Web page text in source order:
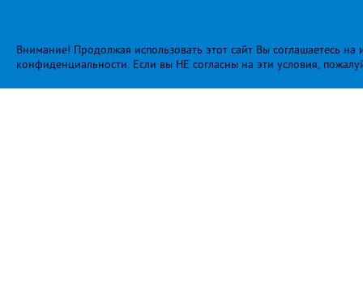
Внимание! Продолжая использовать этот сайт Вы соглашаетесь
конфиденциальности. Если вы НЕ согласны на эти условия,